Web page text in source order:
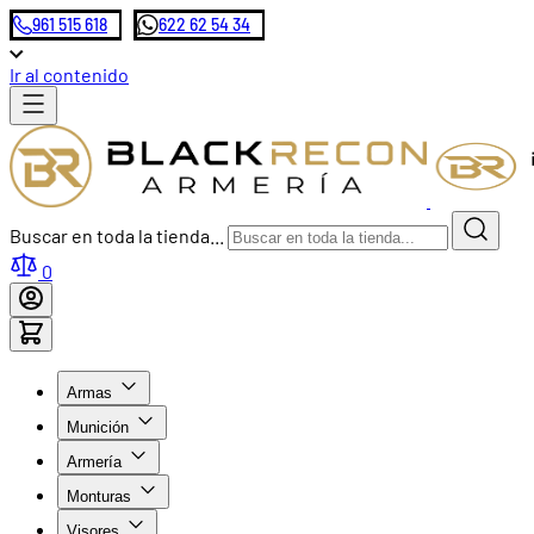
961 515 618 622 62 54 34
Ir al contenido
Buscar en toda la tienda...
0
Armas
Munición
Armería
Monturas